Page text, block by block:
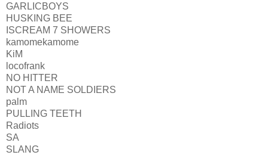
GARLICBOYS
HUSKING BEE
ISCREAM 7 SHOWERS
kamomekamome
KiM
locofrank
NO HITTER
NOT A NAME SOLDIERS
palm
PULLING TEETH
Radiots
SA
SLANG